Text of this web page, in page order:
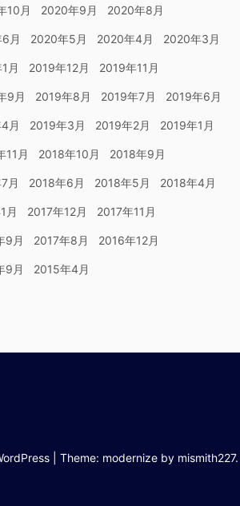
10月 2020年9月 2020年8月
月 2020年5月 2020年4月 2020年3月
月 2019年12月 2019年11月
9月 2019年8月 2019年7月 2019年6月
月 2019年3月 2019年2月 2019年1月
11月 2018年10月 2018年9月
月 2018年6月 2018年5月 2018年4月
月 2017年12月 2017年11月
9月 2017年8月 2016年12月
9月 2015年4月
Theme: modernize by mismith227.